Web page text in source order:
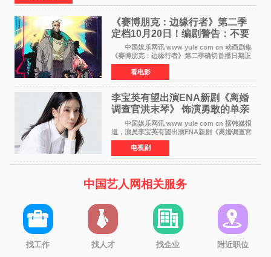
《赛博朋克：边缘行者》第二季
定档10月20日！编剧警告：不要
对角色投入太深
中国娱乐网讯 www yule com cn 动画剧集
《赛博朋克：边缘行者》第二季确切首播日期正
式敲定——将于10月20日在Netflix全球上线。此
前，Netflix韩国官方账号曾短暂出现这一日期信
息，随后迅
看电影
李宝英有望出演ENA新剧《离婚
调查官洪末琴》 饰演勇敢的单亲
妈妈家事调查官
中国娱乐网讯 www yule com cn 据韩媒报
道，演员李宝英有望出演ENA新剧《离婚调查官
洪末琴》女主角，引发观众期待。 李宝英在
剧中饰演家庭法院家事调查官洪末琴一角——即
使在极限状况
电视剧
中国艺人网相关服务
找工作 找人才 找企业 附近职位